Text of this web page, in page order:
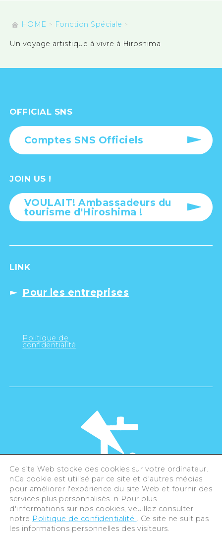
HOME Fonction Spéciale
Un voyage artistique à vivre à Hiroshima
OFFICIAL SNS
Comptes SNS Officiels
JOIN US !
VOULAIT! Ambassadeurs du
tourisme d'Hiroshima !
LINK
Pour les entreprises
Politique de
confidentialité
©Hiroshima Tourism Association /
Hiroshima Prefecture / Hiroshima City .
All rights reserved
Ce site Web stocke des cookies sur votre ordinateur.
nCe cookie est utilisé par ce site et d'autres médias
pour améliorer l'expérience du site Web et fournir des
services plus personnalisés. n Pour plus
d'informations sur nos cookies, veuillez consulter
notre Politique de confidentialité . Ce site ne suit pas
les informations personnelles des visiteurs.